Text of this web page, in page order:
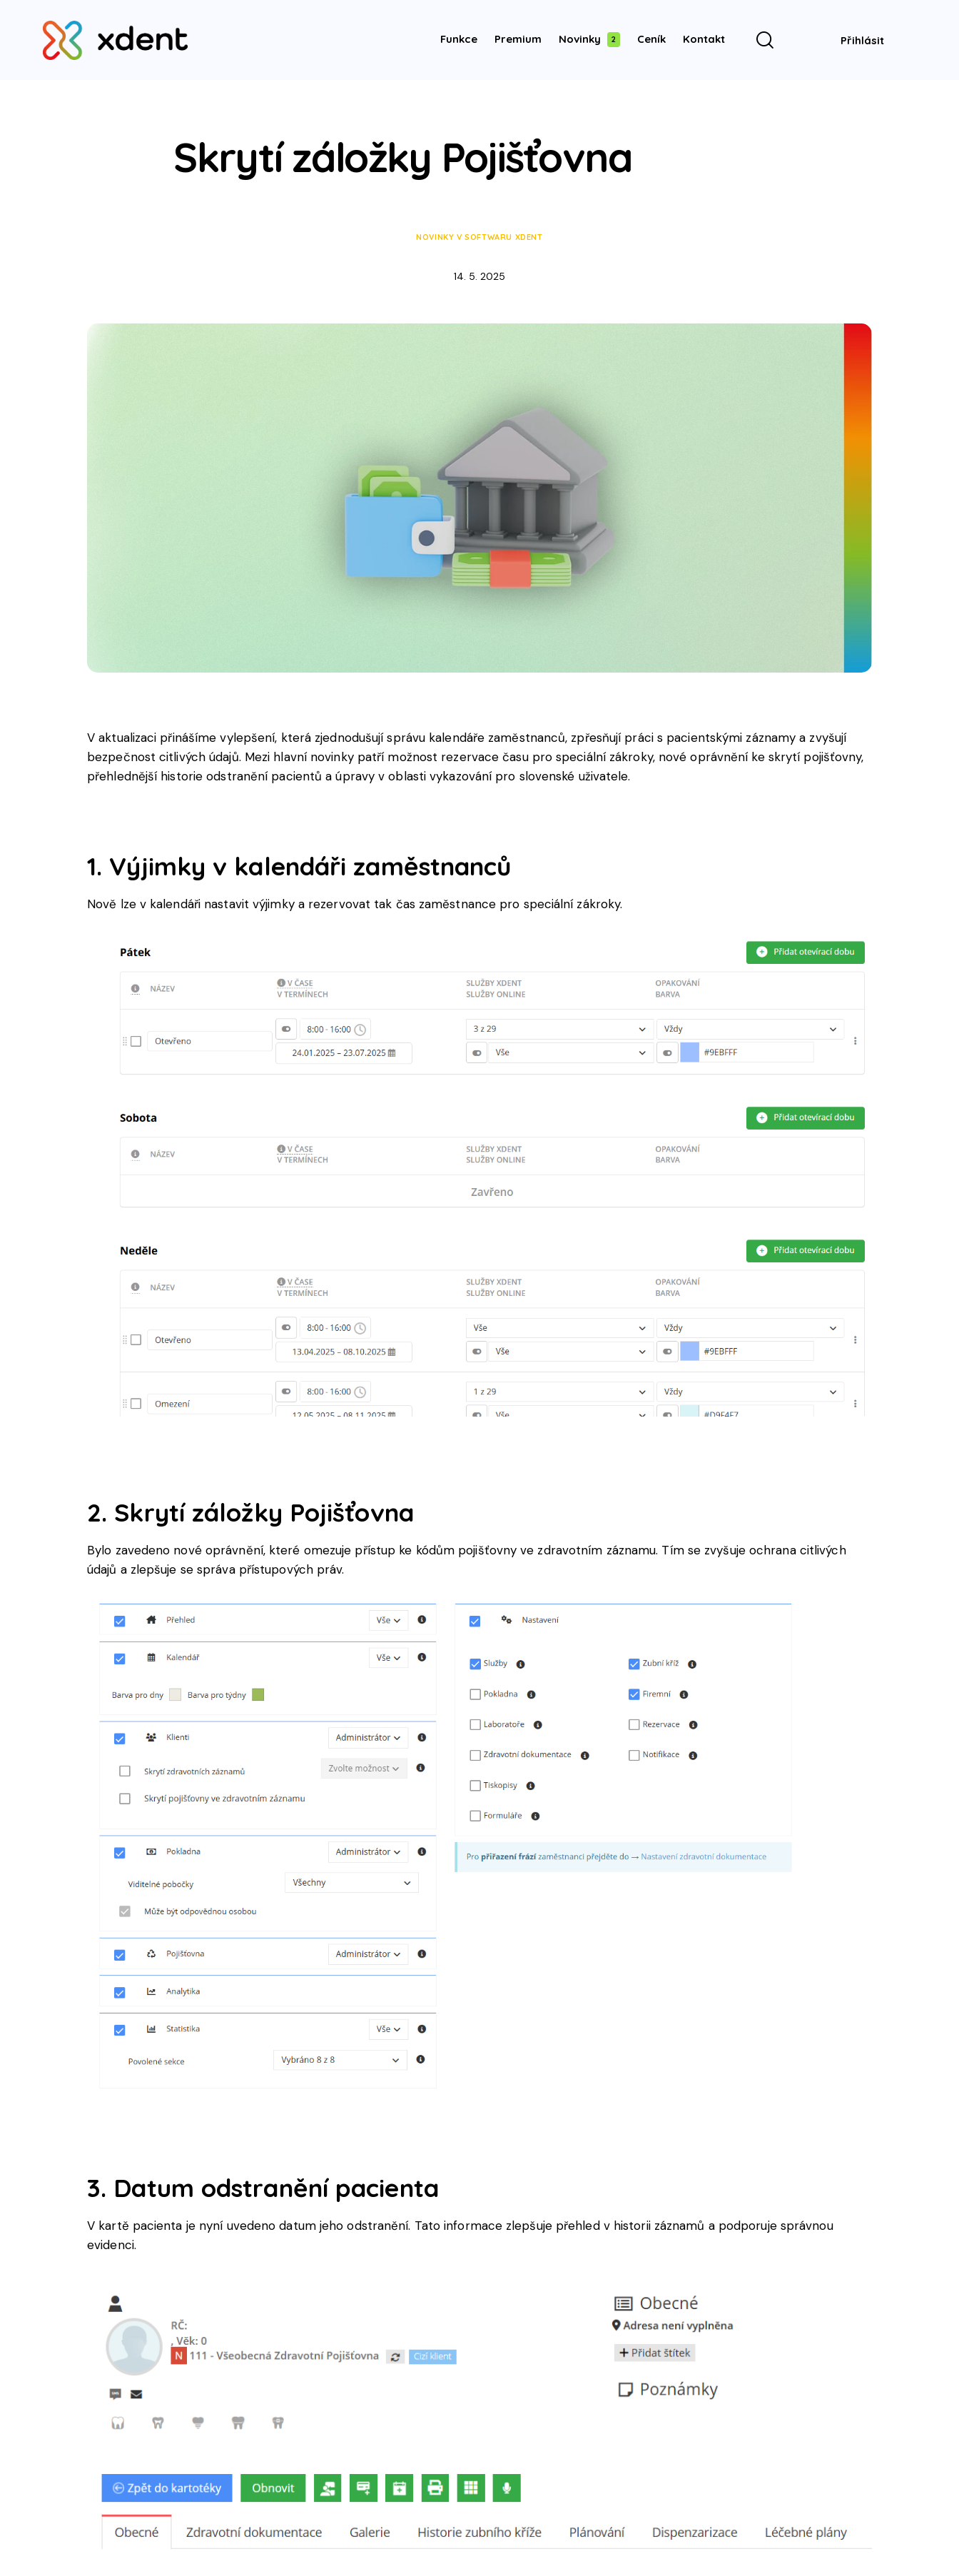
Funkce Premium 2
Novinky Ceník Kontakt Přihlásit
Skrytí záložky Pojišťovna
NOVINKY V SOFTWARU XDENT
14. 5. 2025
V aktualizaci přinášíme vylepšení, která zjednodušují správu kalendáře zaměstnanců, zpřesňují práci s pacientskými záznamy a zvyšují
bezpečnost citlivých údajů. Mezi hlavní novinky patří možnost rezervace času pro speciální zákroky, nové oprávnění ke skrytí pojišťovny,
přehlednější historie odstranění pacientů a úpravy v oblasti vykazování pro slovenské uživatele.
1. Výjimky v kalendáři zaměstnanců
Nově lze v kalendáři nastavit výjimky a rezervovat tak čas zaměstnance pro speciální zákroky.
2. Skrytí záložky Pojišťovna
Bylo zavedeno nové oprávnění, které omezuje přístup ke kódům pojišťovny ve zdravotním záznamu. Tím se zvyšuje ochrana citlivých
údajů a zlepšuje se správa přístupových práv.
3. Datum odstranění pacienta
V kartě pacienta je nyní uvedeno datum jeho odstranění. Tato informace zlepšuje přehled v historii záznamů a podporuje správnou
evidenci.